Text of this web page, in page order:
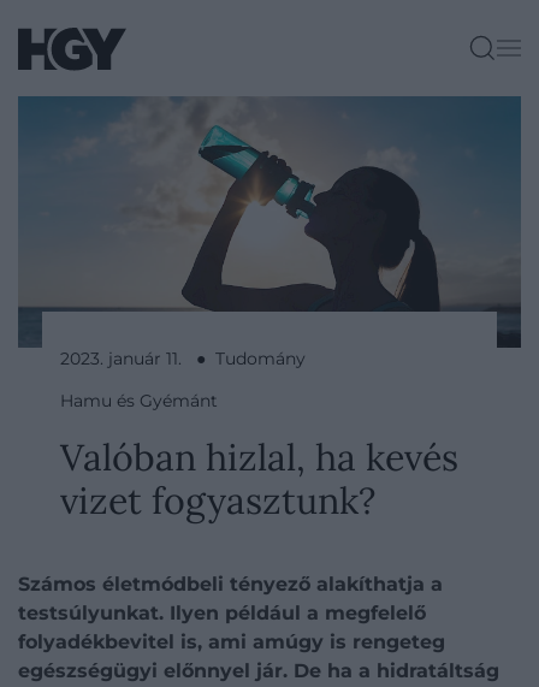
2023. január 11. ● Tudomány
Hamu és Gyémánt
Valóban hizlal, ha kevés
vizet fogyasztunk?
Számos életmódbeli tényező alakíthatja a
testsúlyunkat. Ilyen például a megfelelő
folyadékbevitel is, ami amúgy is rengeteg
egészségügyi előnnyel jár. De ha a hidratáltság